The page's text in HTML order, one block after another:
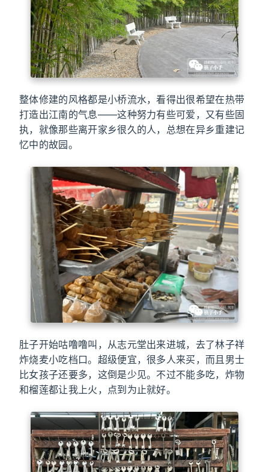
整体修建的风格都是小桥流水，看得出很希望在热带
打造出江南的气息——这种努力有些可爱，又有些固
执，就像那些离开家乡很久的人，总想在异乡重建记
忆中的故园。
肚子开始咕噜噜叫，从志元堂出来进城，去了林子祥
炸烧麦小吃档口。超级便宜，很多人来买，而且男士
比女孩子还要多，这倒是少见。不过不能多吃，炸物
和榴莲都让我上火，点到为止就好。